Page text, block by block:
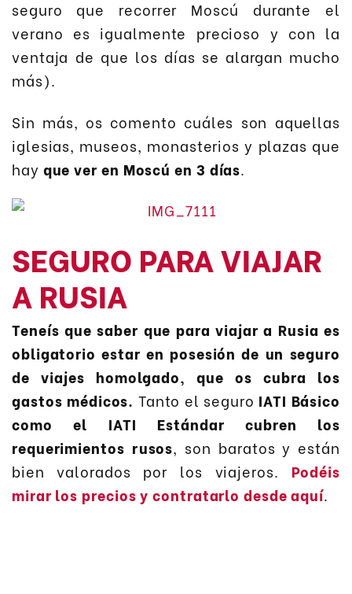
seguro que recorrer Moscú durante el
verano es igualmente precioso y con la
ventaja de que los días se alargan mucho
más).
Sin más, os comento cuáles son aquellas
iglesias, museos, monasterios y plazas que
hay que ver en Moscú en 3 días.
SEGURO PARA VIAJAR
A RUSIA
Teneís que saber que para viajar a Rusia es
obligatorio estar en posesión de un seguro
de viajes homolgado, que os cubra los
gastos médicos. Tanto el seguro IATI Básico
como el IATI Estándar cubren los
requerimientos rusos, son baratos y están
bien valorados por los viajeros. Podéis
mirar los precios y contratarlo desde aquí.